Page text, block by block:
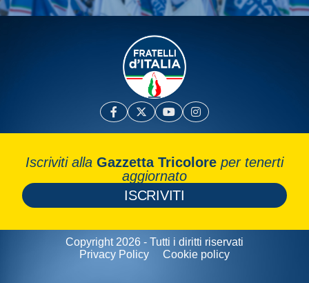
Iscriviti alla Gazzetta Tricolore per tenerti
aggiornato
ISCRIVITI
Copyright 2026 - Tutti i diritti riservati
Privacy Policy
Cookie policy